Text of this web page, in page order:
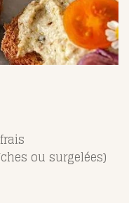
ou surgelées)